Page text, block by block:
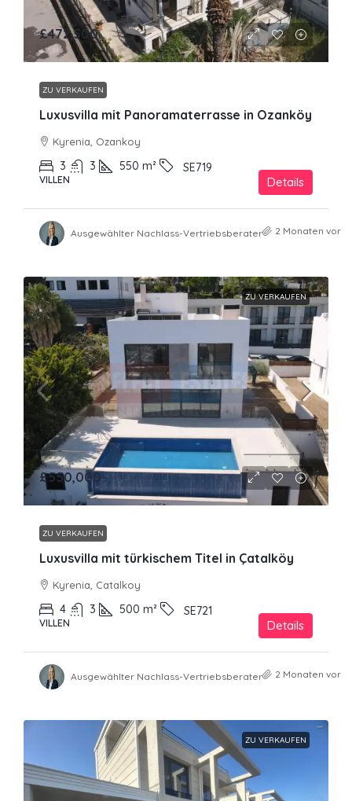
£472,500
ZU VERKAUFEN
Luxusvilla mit Panoramaterrasse in Ozanköy
Kyrenia, Ozankoy
3 3 550 m² SE719
VILLEN Details
Ausgewählter Nachlass-Vertriebsberater 2 Monaten vor
ZU VERKAUFEN
£550,000
ZU VERKAUFEN
Luxusvilla mit türkischem Titel in Çatalköy
Kyrenia, Catalkoy
4 3 500 m² SE721
VILLEN Details
Ausgewählter Nachlass-Vertriebsberater 2 Monaten vor
ZU VERKAUFEN